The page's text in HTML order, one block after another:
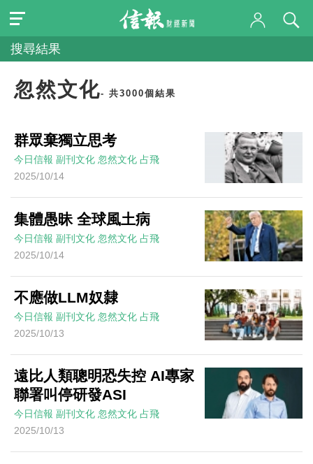
搜尋結果
忽然文化- 共3000個結果
群眾棄獨立思考
今日信報 副刊文化 忽然文化 占飛
2025/10/14
集體愚昧 全球風土病
今日信報 副刊文化 忽然文化 占飛
2025/10/14
不應做LLM奴隸
今日信報 副刊文化 忽然文化 占飛
2025/10/13
遠比人類聰明恐失控 AI專家
聯署叫停研發ASI
今日信報 副刊文化 忽然文化 占飛
2025/10/13